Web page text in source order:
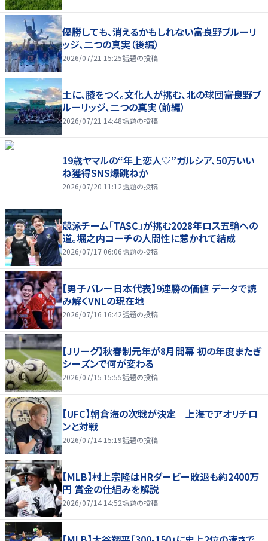
優勝しても、消えるかもしれない――富良野ブルーリ
ッジ、二つの真実（後編）
2026/07/21 15:25話題の投稿
土に、膝をつく。文化人が挑む、北の球団――富良野ブ
ルーリッジ、二つの真実（前編）
2026/07/21 14:48話題の投稿
19歳ヤマルの“年上恋人♡”ガルシア、50万いい
ね獲得SNS爆跳ねか
2026/07/20 11:12話題の投稿
競泳チーム「TASC」が挑む2028年ロス五輪への
道。堀之内コーチの人間性に惹かれて結成
2026/07/17 06:06話題の投稿
【男子バレー日本代表】9連勝の価値 データで読
み解くVNLの現在地
2026/07/16 16:42話題の投稿
【Jリーグ】秋春制元年が8月開幕 初の年度またぎ
シーズンで何が変わる
2026/07/15 15:55話題の投稿
【UFC】朝倉海の次戦が決定 上海でアオリチロ
ンと対戦
2026/07/14 15:19話題の投稿
【MLB】村上宗隆はHRダービー敗退も約2400万
円 賞金の仕組みを解説
2026/07/14 14:52話題の投稿